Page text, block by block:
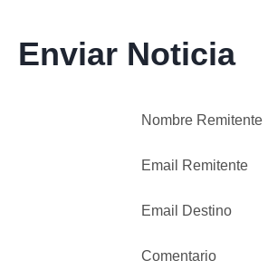
Enviar Noticia
Nombre Remitente
Email Remitente
Email Destino
Comentario